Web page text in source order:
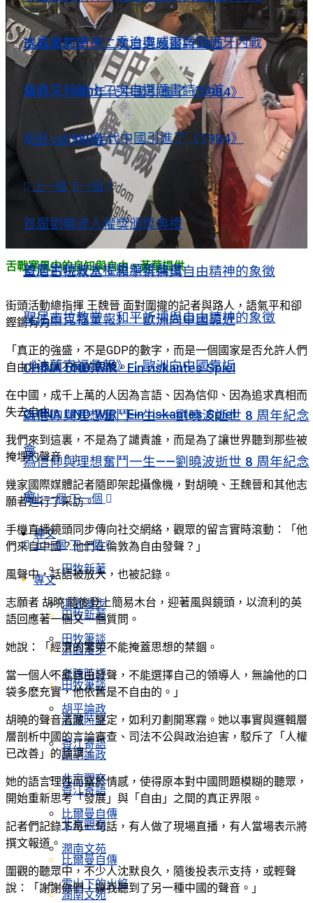
瑞典茉莉第十二次自選題畫詩10首
幸好，1980年代中國引進了《1984》
上一個 下一個
首屆劉曉波人權獎頒獎典禮
聖尼古拉教堂：和平祈禱與自由精神的象徵
《法蘭克福彙報》：歐洲向中國靠近
CHINA UND WIR · Ein riskantes Spiel
為信仰與理想奮鬥一生——劉曉波逝世 8 周年紀念
會
上一個 下一個
專文
田牧新著
淇園漫步
田牧筆談
老陳時評
胡平論政
香江寄語
北京觀察
比爾曼自傳
潤南文苑
雪山下的火焰
水晶般的精神：喬治奧威爾與西班牙內戰
瑞典茉莉第十二次自選題畫詩10首
幸好，1980年代中國引進了《1984》
上一個 下一個
視頻薈萃
首屆劉曉波人權獎頒獎典禮
聖尼古拉教堂：和平祈禱與自由精神的象徵
《法蘭克福彙報》：歐洲向中國靠近
CHINA UND WIR · Ein riskantes Spiel
為信仰與理想奮鬥一生——劉曉波逝世 8 周年紀念
會
上一個 下一個
專文
田牧新著
淇園漫步
田牧筆談
老陳時評
胡平論政
香江寄語
北京觀察
比爾曼自傳
潤南文苑
舌戰寒風中的良知與自由。黃華提供
街頭活動總指揮 王魏晉 面對圍攏的記者與路人，語氣平和卻
鏗鏘有力：
「真正的強盛，不是GDP的數字，而是一個國家是否允許人們
自由地表達不同的思想。
在中國，成千上萬的人因為言語、因為信仰、因為追求真相而
失去自由。
我們來到這裏，不是為了譴責誰，而是為了讓世界聽到那些被
掩埋的聲音。」
幾家國際媒體記者隨即架起攝像機，對胡曉、王魏晉和其他志
願者進行了采訪。
手機直播鏡頭同步傳向社交網絡，觀眾的留言實時滾動：「他
們來自中國？他們在倫敦為自由發聲？」
風聲中，話語被放大，也被記錄。
志願者 胡曉 隨後登上簡易木台，迎著風與鏡頭，以流利的英
語回應著一個又一個質問。
她說：「經濟的繁榮不能掩蓋思想的禁錮。
當一個人不能自由發聲，不能選擇自己的領導人，無論他的口
袋多麽充實，他依舊是不自由的。」
胡曉的聲音清澈、堅定，如利刃劃開寒霧。她以事實與邏輯層
層剖析中國的言論審查、司法不公與政治迫害，駁斥了「人權
已改善」的論調。
她的語言理性而富於情感，使得原本對中國問題模糊的聽眾，
開始重新思考「發展」與「自由」之間的真正界限。
記者們記錄下每一句話，有人做了現場直播，有人當場表示將
撰文報道。
圍觀的聽眾中，不少人沈默良久，隨後投表示支持，或輕聲
說：「謝謝你們，讓我聽到了另一種中國的聲音。」